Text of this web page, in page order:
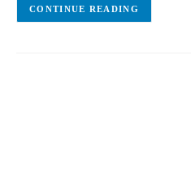
CONTINUE READING